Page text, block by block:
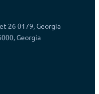
26 0179, Georgia
Georgia